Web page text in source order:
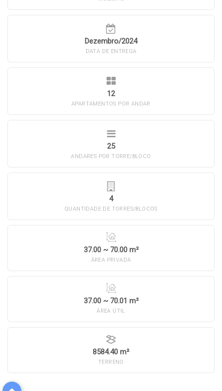
Dezembro/2024
DATA DE ENTREGA
12
APARTAMENTOS POR ANDAR
25
ANDARES POR TORRE/BLOCO
4
QUANTIDADE DE TORRES/BLOCOS
37.00 ~ 70.00 m²
ÁREA PRIVADA
37.00 ~ 70.01 m²
ÁREA ÚTIL
8584.40 m²
TERRENO